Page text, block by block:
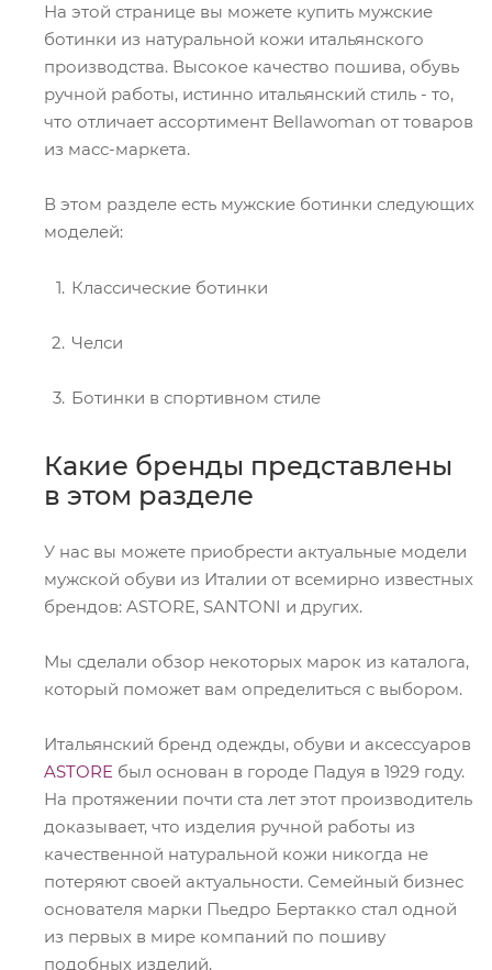
На этой странице вы можете купить мужские
ботинки из натуральной кожи итальянского
производства. Высокое качество пошива, обувь
ручной работы, истинно итальянский стиль - то,
что отличает ассортимент Bellawoman от товаров
из масс-маркета.
В этом разделе есть мужские ботинки следующих
моделей:
Классические ботинки
Челси
Ботинки в спортивном стиле
Какие бренды представлены
в этом разделе
У нас вы можете приобрести актуальные модели
мужской обуви из Италии от всемирно известных
брендов: ASTORE, SANTONI и других.
Мы сделали обзор некоторых марок из каталога,
который поможет вам определиться с выбором.
Итальянский бренд одежды, обуви и аксессуаров
ASTORE был основан в городе Падуя в 1929 году.
На протяжении почти ста лет этот производитель
доказывает, что изделия ручной работы из
качественной натуральной кожи никогда не
потеряют своей актуальности. Семейный бизнес
основателя марки Пьедро Бертакко стал одной
из первых в мире компаний по пошиву
подобных изделий.